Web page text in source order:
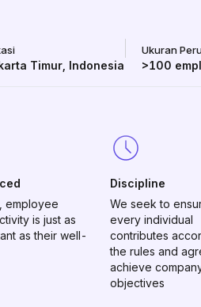
Timur Indonesia
Ukuran
>100
employee
is just as
as their well-
Discipline
We seek to
every individual
contributes
the rules and
achieve
objectives